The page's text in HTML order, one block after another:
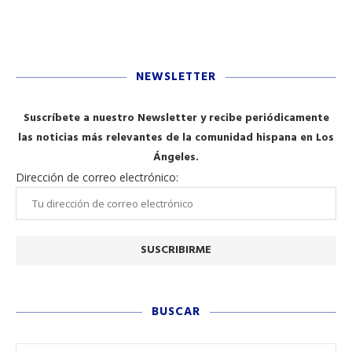
NEWSLETTER
Suscríbete a nuestro Newsletter y recibe periódicamente
las noticias más relevantes de la comunidad hispana en Los
Ángeles.
Dirección de correo electrónico:
BUSCAR